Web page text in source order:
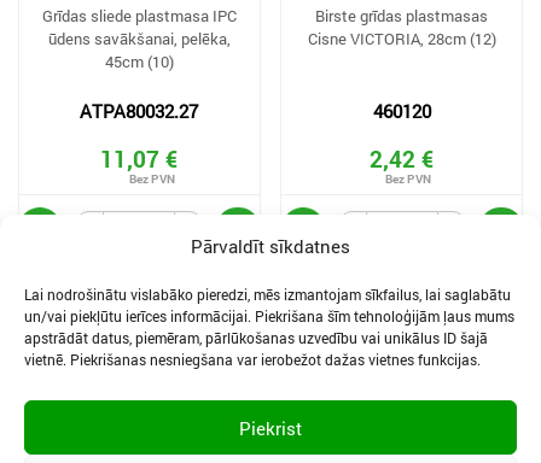
Pārvaldīt sīkdatnes
Lai nodrošinātu vislabāko pieredzi, mēs izmantojam sīkfailus, lai saglabātu
un/vai piekļūtu ierīces informācijai. Piekrišana šīm tehnoloģijām ļaus mums
apstrādāt datus, piemēram, pārlūkošanas uzvedību vai unikālus ID šajā
vietnē. Piekrišanas nesniegšana var ierobežot dažas vietnes funkcijas.
Piekrist
Grīdas sliede plastmasa IPC
ūdens savākšanai, pelēka,
45cm (10)
ATPA80032.27
11,07 €
Birste grīdas plastmasas
Cisne VICTORIA, 28cm (12)
460120
2,42 €
LIETOŠANAS NOTEIKUMI